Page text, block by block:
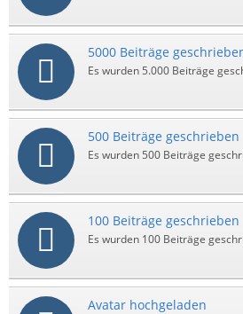
5000 Beiträge
Es wurden 5.000 Beiträge
500 Beiträge geschrieben
Es wurden 500 Beiträge
100 Beiträge geschrieben
Es wurden 100 Beiträge
Avatar hochgeladen